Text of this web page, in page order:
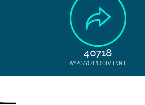
40718
WYPOŻYCZEŃ CODZIENNIE